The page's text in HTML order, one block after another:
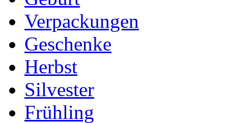
Verpackungen
Geschenke
Herbst
Silvester
Frühling